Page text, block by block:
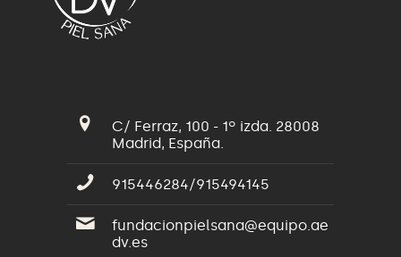
C/ Ferraz, 100 - 1º izda. 28008
Madrid, España.
915446284/915494145
fundacionpielsana@equipo.ae
dv.es